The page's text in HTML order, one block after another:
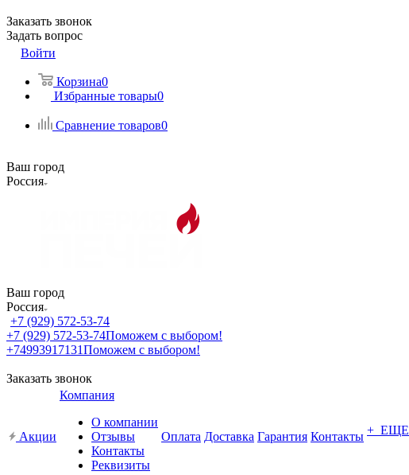
Заказать звонок
Задать вопрос
Войти
Корзина0
Избранные товары0
Сравнение товаров0
Ваш город
Россия
Ваш город
Россия
+7 (929) 572-53-74
+7 (929) 572-53-74Поможем с выбором!
+74993917131Поможем с выбором!
Заказать звонок
Акции
Компания
О компании
Отзывы
Контакты
Реквизиты
Оплата Доставка Гарантия Контакты + ЕЩЕ